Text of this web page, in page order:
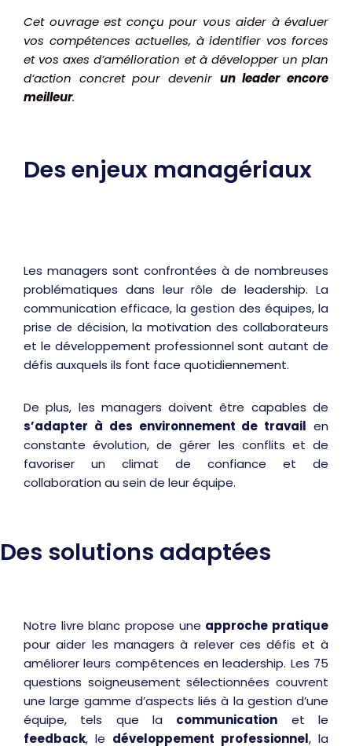
Cet ouvrage est conçu pour vous aider à évaluer
vos compétences actuelles, à identifier vos forces
et vos axes d’amélioration et à développer un plan
d’action concret pour devenir un leader encore
meilleur.
Des enjeux managériaux
Les managers sont confrontées à de nombreuses
problématiques dans leur rôle de leadership. La
communication efficace, la gestion des équipes, la
prise de décision, la motivation des collaborateurs
et le développement professionnel sont autant de
défis auxquels ils font face quotidiennement.
De plus, les managers doivent être capables de
s’adapter à des environnement de travail en
constante évolution, de gérer les conflits et de
favoriser un climat de confiance et de
collaboration au sein de leur équipe.
Des solutions adaptées
Notre livre blanc propose une approche pratique
pour aider les managers à relever ces défis et à
améliorer leurs compétences en leadership. Les 75
questions soigneusement sélectionnées couvrent
une large gamme d’aspects liés à la gestion d’une
équipe, tels que la communication et le
feedback, le développement professionnel, la